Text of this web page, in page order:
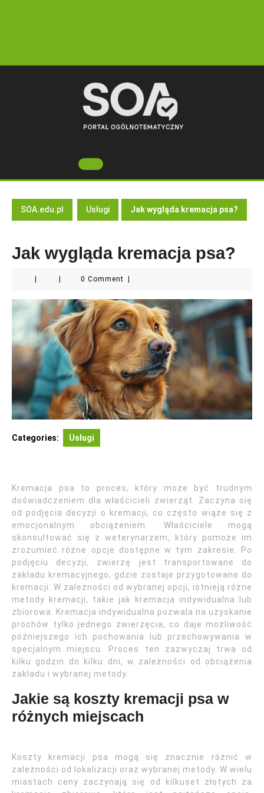
Open
Button
SOA.edu.pl Usługi Jak wygląda kremacja psa?
Jak wygląda kremacja psa?
0 Comment
Categories: Usługi
Kremacja psa to proces, który może być trudnym
doświadczeniem dla właścicieli zwierząt. Zaczyna się
od podjęcia decyzji o kremacji, co często wiąże się z
emocjonalnym obciążeniem. Właściciele mogą
skonsultować się z weterynarzem, który pomoże im
zrozumieć różne opcje dostępne w tym zakresie. Po
podjęciu decyzji, zwierzę jest transportowane do
zakładu kremacyjnego, gdzie zostaje przygotowane do
kremacji. W zależności od wybranej opcji, istnieją różne
metody kremacji, takie jak kremacja indywidualna lub
zbiorowa. Kremacja indywidualna pozwala na uzyskanie
prochów tylko jednego zwierzęcia, co daje możliwość
późniejszego ich pochowania lub przechowywania w
specjalnym miejscu. Proces ten zazwyczaj trwa od
kilku godzin do kilku dni, w zależności od obciążenia
zakładu i wybranej metody.
Jakie są koszty kremacji psa w
różnych miejscach
Koszty kremacji psa mogą się znacznie różnić w
zależności od lokalizacji oraz wybranej metody. W wielu
miastach ceny zaczynają się od kilkuset złotych za